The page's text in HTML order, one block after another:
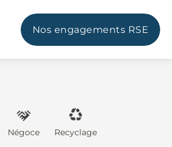
Nos engagements RSE
Négoce Recyclage